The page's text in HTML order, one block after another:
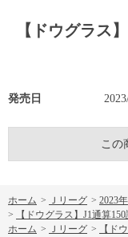
【ドウグラス
発売日
この
ホーム > Ｊリーグ > 2023年
>
【ドウグラス】J1通算150
ホーム > Ｊリーグ >
【ド